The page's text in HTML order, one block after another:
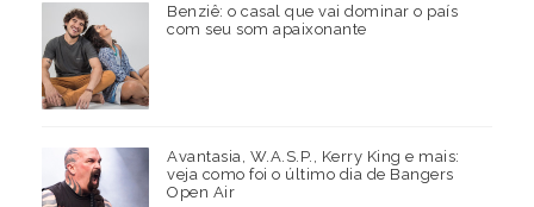
Benziê: o casal que vai dominar o país
com seu som apaixonante
Avantasia, W.A.S.P., Kerry King e mais:
veja como foi o último dia de Bangers
Open Air